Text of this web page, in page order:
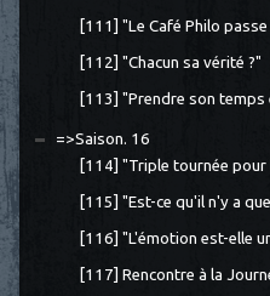
[111] "Le Café Philo passe
[112] "Chacun sa vérité ?"
[113] "Prendre son temps
=>Saison. 16
[114] "Triple tournée pour
[115] "Est-ce qu'il n'y a
[116] "L'émotion est-elle
[117] Rencontre à la